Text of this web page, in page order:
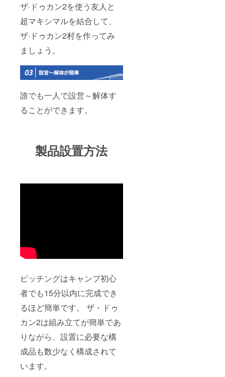
ザ·ドゥカン2を使う友人と
超マキシマルを結合して、
ザ·ドゥカン2村を作ってみ
ましょう。
誰でも一人で設営～解体す
ることができます。
製品設置方法
ピッチングはキャンプ初心
者でも15分以内に完成でき
るほど簡単です。 ザ・ドゥ
カン2は組み立てが簡単であ
りながら、設置に必要な構
成品も数少なく構成されて
います。